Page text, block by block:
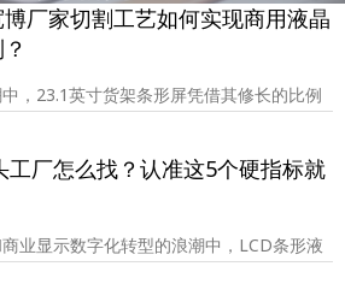
博厂家切割工艺如何实现商用液晶
，23.1英寸货架条形屏凭借其修长的比例
成为提升货架……
工厂怎么找？认准这5个硬指标就
业显示数字化转型的浪潮中，LCD条形液
。然而，市面上……